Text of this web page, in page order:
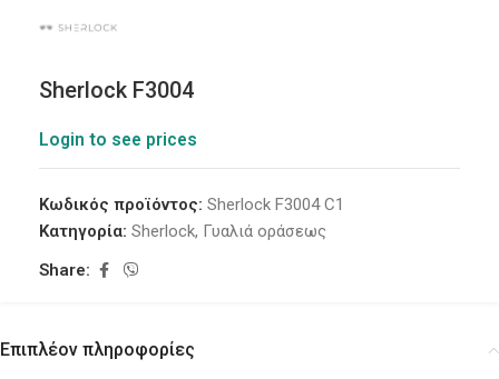
Sherlock F3004
Login to see prices
Κωδικός προϊόντος: Sherlock F3004 C1
Κατηγορία: Sherlock, Γυαλιά οράσεως
Share:
Επιπλέον πληροφορίες